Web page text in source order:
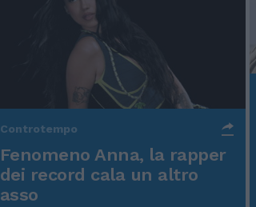
Controtempo
Fenomeno Anna, la rapper
dei record cala un altro
asso